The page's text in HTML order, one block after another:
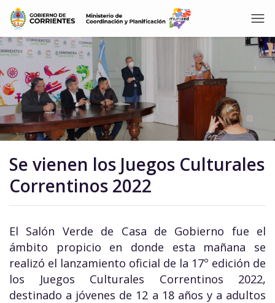
Se vienen los Juegos Culturales
Correntinos 2022
El Salón Verde de Casa de Gobierno fue el
ámbito propicio en donde esta mañana se
realizó el lanzamiento oficial de la 17º edición de
los Juegos Culturales Correntinos 2022,
destinado a jóvenes de 12 a 18 años y a adultos